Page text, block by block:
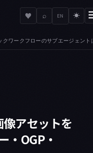
♥ ⌕ EN ☀
動承認します。agent_id を見
アセットを
・OGP・